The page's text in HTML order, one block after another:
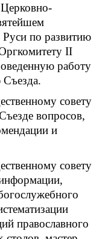
по развитию
II
работу
совету
вопросов,
и
совету
православного